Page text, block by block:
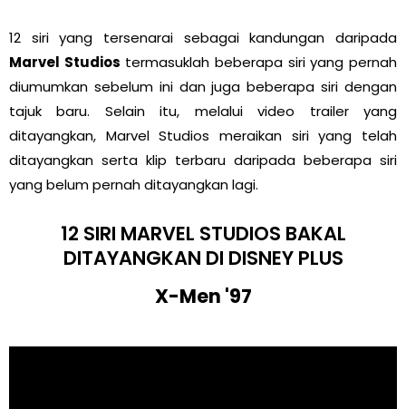
12 siri yang tersenarai sebagai kandungan daripada
Marvel Studios termasuklah beberapa siri yang pernah
diumumkan sebelum ini dan juga beberapa siri dengan
tajuk baru. Selain itu, melalui video trailer yang
ditayangkan, Marvel Studios meraikan siri yang telah
ditayangkan serta klip terbaru daripada beberapa siri
yang belum pernah ditayangkan lagi.
12 SIRI MARVEL STUDIOS BAKAL
DITAYANGKAN DI DISNEY PLUS
X-Men '97